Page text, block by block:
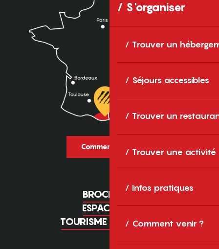
S'organiser
Trouver un
Séjours accessibles
Trouver un
Trouver une activité
Infos pratiques
Comment venir ?
Comment venir ?
BROCHURES
ESPACE PRO
TOURISME D'AFFAIRES